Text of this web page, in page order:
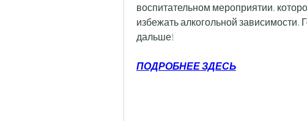
воспитательном мероприятии,
избежать алкогольной зависимости.
дальше!
ПОДРОБНЕЕ ЗДЕСЬ